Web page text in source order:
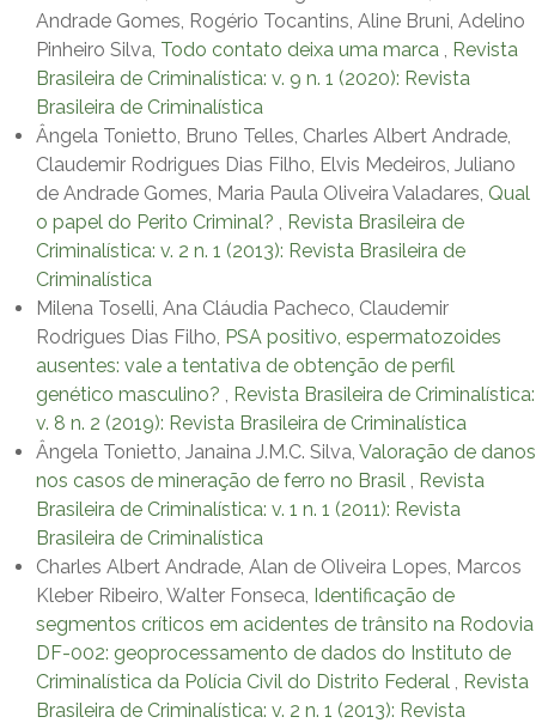
Andrade Gomes, Rogério Tocantins, Aline Bruni, Adelino
Pinheiro Silva, Todo contato deixa uma marca , Revista
Brasileira de Criminalística: v. 9 n. 1 (2020): Revista
Brasileira de Criminalística
Ângela Tonietto, Bruno Telles, Charles Albert Andrade,
Claudemir Rodrigues Dias Filho, Elvis Medeiros, Juliano
de Andrade Gomes, Maria Paula Oliveira Valadares, Qual
o papel do Perito Criminal? , Revista Brasileira de
Criminalística: v. 2 n. 1 (2013): Revista Brasileira de
Criminalística
Milena Toselli, Ana Cláudia Pacheco, Claudemir
Rodrigues Dias Filho, PSA positivo, espermatozoides
ausentes: vale a tentativa de obtenção de perfil
genético masculino? , Revista Brasileira de Criminalística:
v. 8 n. 2 (2019): Revista Brasileira de Criminalística
Ângela Tonietto, Janaina J.M.C. Silva, Valoração de danos
nos casos de mineração de ferro no Brasil , Revista
Brasileira de Criminalística: v. 1 n. 1 (2011): Revista
Brasileira de Criminalística
Charles Albert Andrade, Alan de Oliveira Lopes, Marcos
Kleber Ribeiro, Walter Fonseca, Identificação de
segmentos críticos em acidentes de trânsito na Rodovia
DF-002: geoprocessamento de dados do Instituto de
Criminalística da Polícia Civil do Distrito Federal , Revista
Brasileira de Criminalística: v. 2 n. 1 (2013): Revista